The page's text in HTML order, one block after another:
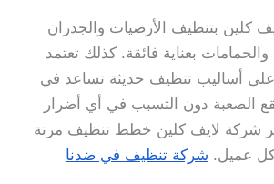
كلين بتنظيف الأرضيات والجدران
والحمامات بعناية فائقة. كذلك تعتمد
أساليب تنظيف حديثة تساعد في
الصعبة دون التسبب في أي أضرار
شركة لايف كلين خطط تنظيف مرنة
عميل. شركة تنظيف في ضدنا